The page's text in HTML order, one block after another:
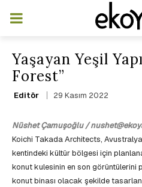
Yaşayan Yeşil
Forest”
Editör 29 Kasım 2022
Nüshet Çamuşoğlu /
Koichi Takada Architects,
kentindeki kültür bölgesi için
konut kulesinin en son görüntülerini
konut binası olacak şekilde